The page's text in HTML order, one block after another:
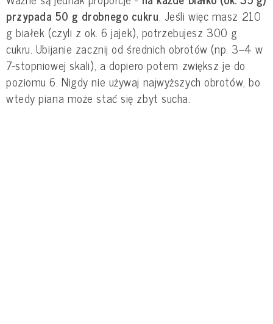
przypada 50 g drobnego cukru. Jeśli więc masz 210
g białek (czyli z ok. 6 jajek), potrzebujesz 300 g
cukru. Ubijanie zacznij od średnich obrotów (np. 3–4 w
7-stopniowej skali), a dopiero potem zwiększ je do
poziomu 6. Nigdy nie używaj najwyższych obrotów, bo
wtedy piana może stać się zbyt sucha.